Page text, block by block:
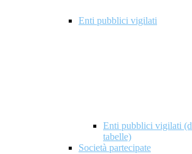
Enti pubblici vigilati
Enti pubblici vigilati
tabelle)
Società partecipate